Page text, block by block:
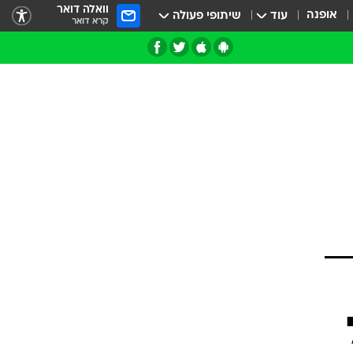
אופנה עוד שיתופי פעולה וואלה דואר
קרא דואר